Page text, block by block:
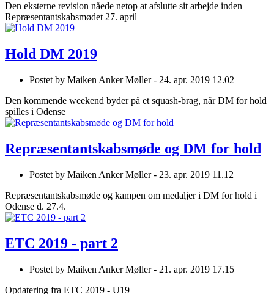
Den eksterne revision nåede netop at afslutte sit arbejde inden
Repræsentantskabsmødet 27. april
Hold DM 2019
Postet by Maiken Anker Møller - 24. apr. 2019 12.02
Den kommende weekend byder på et squash-brag, når DM for hold
spilles i Odense
Repræsentantskabsmøde og DM for hold
Postet by Maiken Anker Møller - 23. apr. 2019 11.12
Repræsentantskabsmøde og kampen om medaljer i DM for hold i
Odense d. 27.4.
ETC 2019 - part 2
Postet by Maiken Anker Møller - 21. apr. 2019 17.15
Opdatering fra ETC 2019 - U19